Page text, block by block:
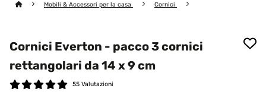
Mobili & Accessori per la casa Cornici
Cornici Everton - pacco 3 cornici
rettangolari da 14 x 9 cm
55 Valutazioni